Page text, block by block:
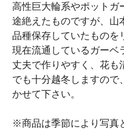
高性巨大輪系やポットガ
途絶えたものですが、山
品種保存していたものを
現在流通しているガーベ
丈夫で作りやすく、花も
でも十分越冬しますので
かせて下さい。
※商品は季節により写真